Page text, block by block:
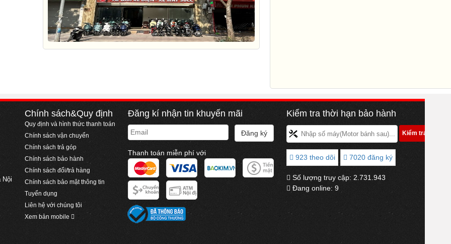
Nội
Chính sách&Quy định
Quy định và hình thức thanh toán
Chính sách vận chuyển
Chính sách trả góp
Chính sách bảo hành
Chính sách đổi/trả hàng
Chính sách bảo mật thông tin
Tuyển dụng
Liên hệ với chúng tôi
Xem bản mobile
Đăng kí nhận tin khuyến mãi
Email
Thanh toán miễn phí với
Kiểm tra thời hạn bảo hành
923 theo dõi 7020 đăng ký
Số lượng truy cập: 2.731.943
Đang online: 9